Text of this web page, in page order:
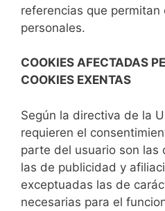
referencias que permitan
personales.
COOKIES AFECTADAS
COOKIES EXENTAS
Según la directiva de la
requieren el
parte del usuario son las
las de publicidad y
exceptuadas las de
necesarias para el